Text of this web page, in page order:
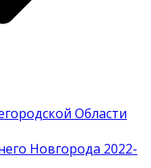
Области
Новгорода 2022-